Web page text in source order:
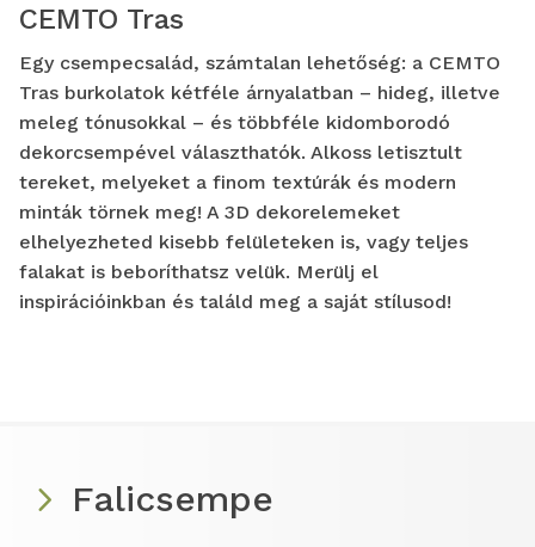
CEMTO Tras
Egy csempecsalád, számtalan lehetőség: a CEMTO
Tras burkolatok kétféle árnyalatban – hideg, illetve
meleg tónusokkal – és többféle kidomborodó
dekorcsempével választhatók. Alkoss letisztult
tereket, melyeket a finom textúrák és modern
minták törnek meg! A 3D dekorelemeket
elhelyezheted kisebb felületeken is, vagy teljes
falakat is beboríthatsz velük. Merülj el
inspirációinkban és találd meg a saját stílusod!
Falicsempe